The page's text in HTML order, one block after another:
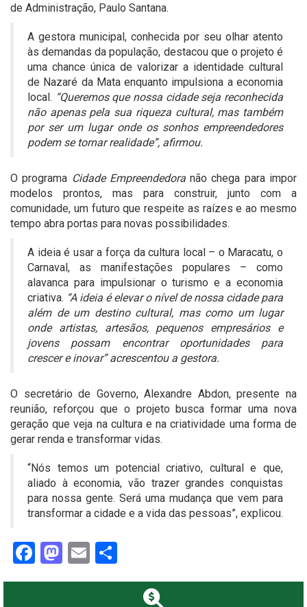
de Administração, Paulo Santana.
A gestora municipal, conhecida por seu olhar atento
às demandas da população, destacou que o projeto é
uma chance única de valorizar a identidade cultural
de Nazaré da Mata enquanto impulsiona a economia
local. “Queremos que nossa cidade seja reconhecida
não apenas pela sua riqueza cultural, mas também
por ser um lugar onde os sonhos empreendedores
podem se tornar realidade”, afirmou.
O programa Cidade Empreendedoranão chega para impor
modelos prontos, mas para construir, junto com a
comunidade, um futuro que respeite as raízes e ao mesmo
tempo abra portas para novas possibilidades.
A ideia é usar a força da cultura local – o Maracatu, o
Carnaval, as manifestações populares – como
alavanca para impulsionar o turismo e a economia
criativa. “A ideia é elevar o nível de nossa cidade para
além de um destino cultural, mas como um lugar
onde artistas, artesãos, pequenos empresários e
jovens possam encontrar oportunidades para
crescer e inovar” acrescentou a gestora.
O secretário de Governo, Alexandre Abdon, presente na
reunião, reforçou que o projeto busca formar uma nova
geração que veja na cultura e na criatividade uma forma de
gerar renda e transformar vidas.
“Nós temos um potencial criativo, cultural e que,
aliado à economia, vão trazer grandes conquistas
para nossa gente. Será uma mudança que vem para
transformar a cidade e a vida das pessoas”, explicou.
Facebook
Mastodon
Email